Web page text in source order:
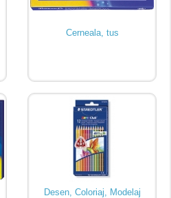
Cerneala, tus
Desen, Coloriaj, Modelaj